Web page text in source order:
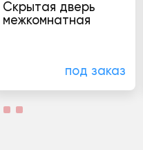
Скрытая дверь
межкомнатная
под заказ